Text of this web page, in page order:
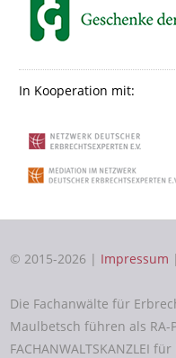
In Kooperation mit:
© 2015-2026 | Impressum |
Die Fachanwälte für
Maulbetsch führen als
FACHANWALTSKANZLEI